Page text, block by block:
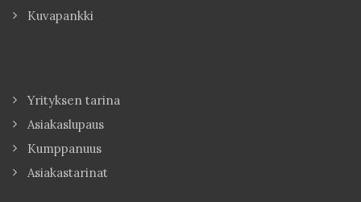
Kuvapankki
Yrityksen tarina
Asiakaslupaus
Kumppanuus
Asiakastarinat